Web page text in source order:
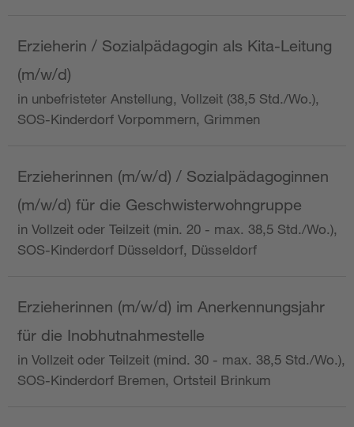
Erzieherin / Sozialpädagogin als Kita-Leitung
(m/w/d)
in unbefristeter Anstellung, Vollzeit (38,5 Std./Wo.),
SOS-Kinderdorf Vorpommern, Grimmen
Erzieherinnen (m/w/d) / Sozialpädagoginnen
(m/w/d) für die Geschwisterwohngruppe
in Vollzeit oder Teilzeit (min. 20 - max. 38,5 Std./Wo.),
SOS-Kinderdorf Düsseldorf, Düsseldorf
Erzieherinnen (m/w/d) im Anerkennungsjahr
für die Inobhutnahmestelle
in Vollzeit oder Teilzeit (mind. 30 - max. 38,5 Std./Wo.),
SOS-Kinderdorf Bremen, Ortsteil Brinkum